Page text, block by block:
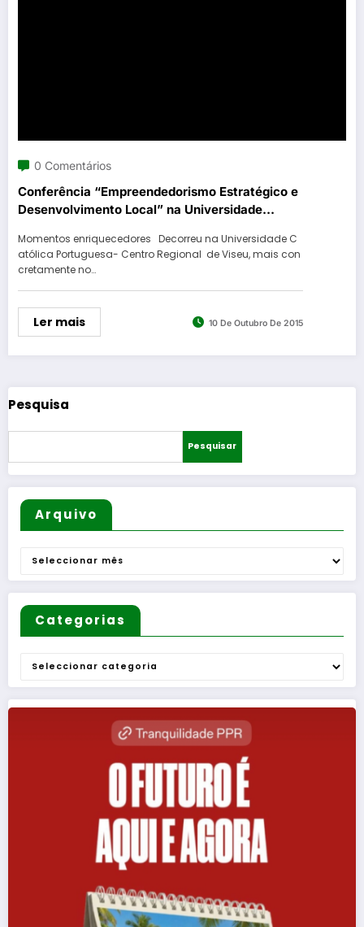
0 Comentários
Conferência “Empreendedorismo Estratégico e
Desenvolvimento Local” na Universidade
Momentos enriquecedores Decorreu na Universidade C
atólica Portuguesa- Centro Regional de Viseu, mais con
cretamente no…
Ler mais 10 De Outubro De 2015
Pesquisa
Pesquisar
Arquivo
Arquivo
Categorias
Categorias